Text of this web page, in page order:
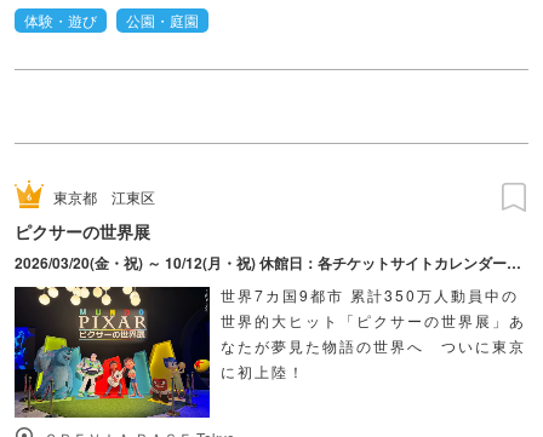
体験・遊び 公園・庭園
東京都 江東区
ピクサーの世界展
2026/03/20(金・祝) ～ 10/12(月・祝) 休館日：各チケットサイトカレンダーにてご確認ください。
世界7カ国9都市 累計350万人動員中の
世界的大ヒット「ピクサーの世界展」あ
なたが夢見た物語の世界へ ついに東京
に初上陸！